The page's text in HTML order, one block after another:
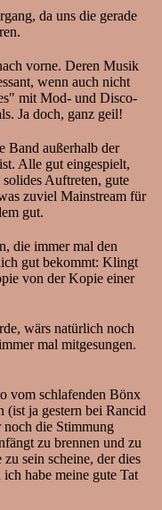
da uns die gerade
vorne. Deren Musik
wenn auch nicht
mit Mod- und Disco-
Ja doch, ganz geil!
Band außerhalb der
Alle gut eingespielt,
Auftreten, gute
zuviel Mainstream für
gut.
die immer mal den
gut bekommt: Klingt
von der Kopie einer
wärs natürlich noch
mal mitgesungen.
vom schlafenden Bönx
ja gestern bei Rancid
die Stimmung
zu brennen und zu
sein scheine, der dies
habe meine gute Tat